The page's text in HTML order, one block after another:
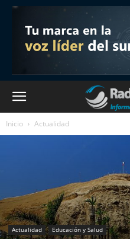
Inicio Actualidad
Actualidad Educación y Salud